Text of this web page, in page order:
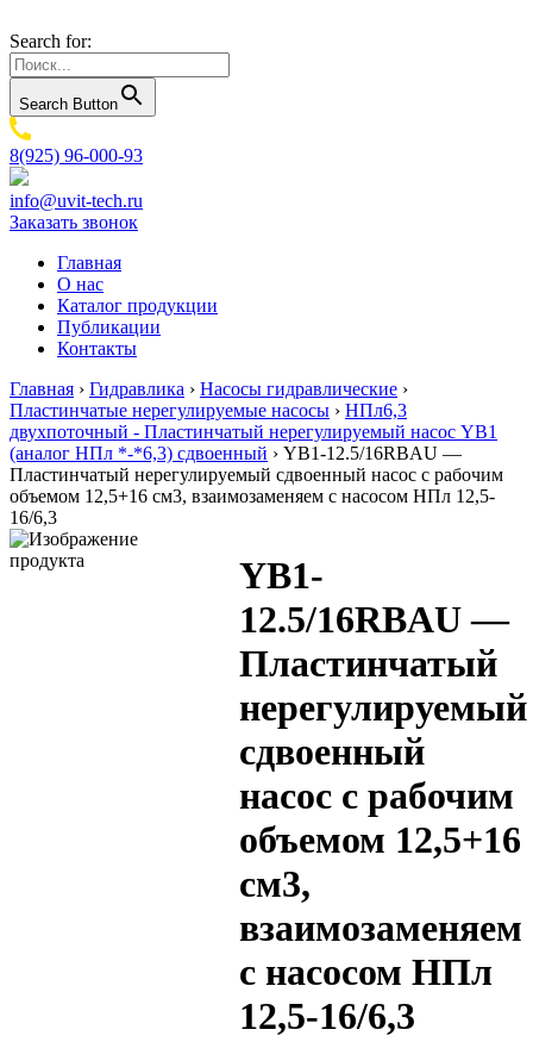
Search for:
Search Button
8(925) 96-000-93
info@uvit-tech.ru
Заказать звонок
Главная
О нас
Каталог продукции
Публикации
Контакты
Главная › Гидравлика › Насосы гидравлические ›
Пластинчатые нерегулируемые насосы › НПл6,3
двухпоточный - Пластинчатый нерегулируемый насос YB1
(аналог НПл *-*6,3) сдвоенный › YB1-12.5/16RBAU —
Пластинчатый нерегулируемый сдвоенный насос с рабочим
объемом 12,5+16 см3, взаимозаменяем с насосом НПл 12,5-
16/6,3
YB1-
12.5/16RBAU —
Пластинчатый
нерегулируемый
сдвоенный
насос с рабочим
объемом 12,5+16
см3,
взаимозаменяем
с насосом НПл
12,5-16/6,3